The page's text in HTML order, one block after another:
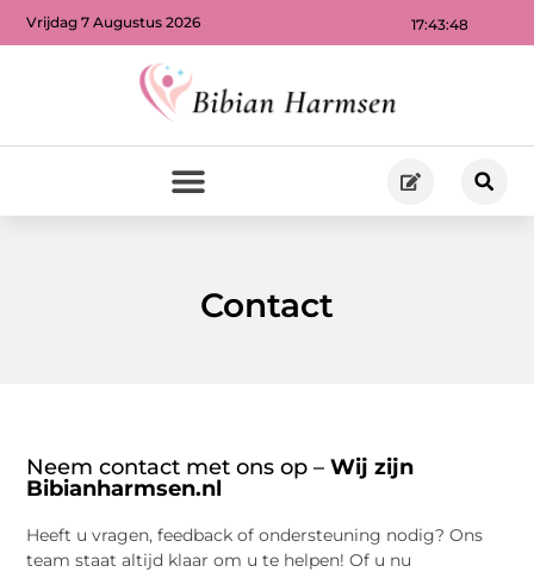
17:43:49
Vrijdag 7 Augustus 2026
Contact
Neem contact met ons op –Wij zijn
Bibianharmsen.nl
Heeft u vragen, feedback of ondersteuning nodig? Ons
team staat altijd klaar om u te helpen! Of u nu